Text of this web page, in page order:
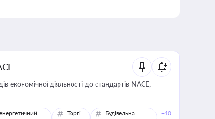
економічної діяльності до стандартів NACE,
Торгівля
Будівельна
+10